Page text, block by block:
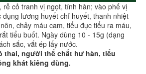
rễ cỏ tranh vị ngọt, tính hàn; vào phế vị
lương huyết chỉ huyết, thanh nhiệt
chảy máu cam, tiểu đục tiểu ra máu,
tiểu buốt. Ngày dùng 10 - 15g (dạng
sắc, vắt ép lấy nước.
thai, người thể chất hư hàn, tiểu
khát kiêng dùng.